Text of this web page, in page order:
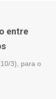
entre
3), para o